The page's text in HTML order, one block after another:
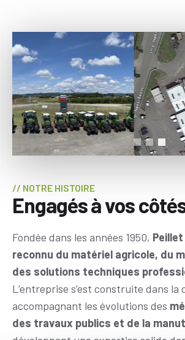
d'images
CHAPEAU
// NOTRE HISTOIRE
Engagés à vos
Body
Fondée dans les années 1950,
reconnu du matériel agricole, du
des solutions techniques
L’entreprise s’est construite dans la
accompagnant les évolutions des
des travaux publics et de la